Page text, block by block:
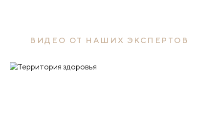
ВИДЕО ОТ НАШИХ ЭКСПЕРТОВ